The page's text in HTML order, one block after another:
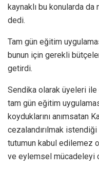
kaynaklı bu konularda
dedi.
Tam gün eğitim
bunun için gerekli
getirdi.
Sendika olarak üyeleri
tam gün eğitim
koyduklarını anımsatan
cezalandırılmak istendiği
tutumun kabul edilemez
ve eylemsel mücadeleyi